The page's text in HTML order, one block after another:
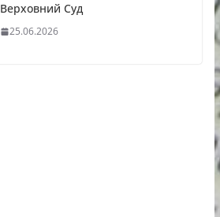
Верховний Суд
25.06.2026